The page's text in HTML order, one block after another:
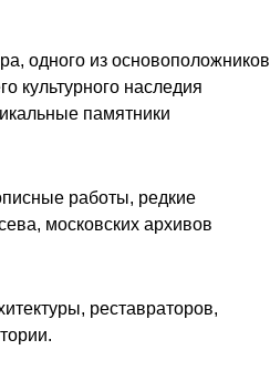
одного из основоположников
культурного наследия
памятники
работы, редкие
московских архивов
реставраторов,